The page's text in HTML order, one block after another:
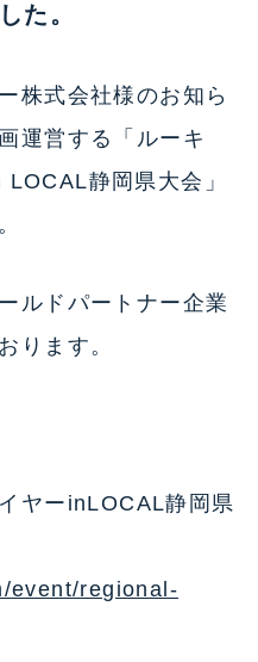
た。
株式会社様のお知ら
運営する「ルーキ
静岡県大会」
ルドパートナー企業
ります。
ヤーinLOCAL静岡県
event/regional-